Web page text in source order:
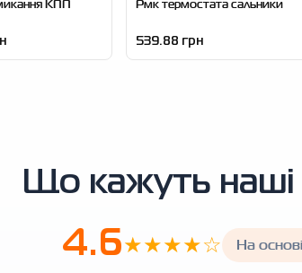
539.88 грн
Що кажуть наші
4.6★★★★☆ На